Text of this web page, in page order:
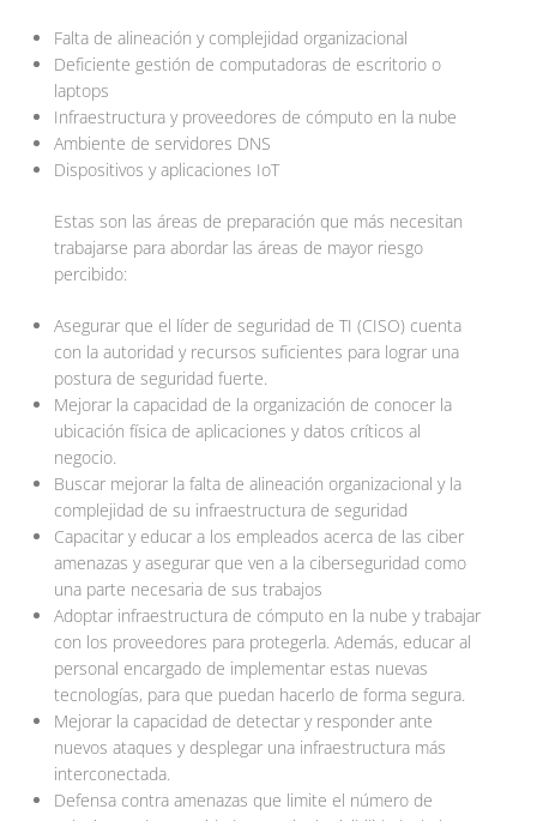
Falta de alineación y complejidad organizacional
Deficiente gestión de computadoras de escritorio o
laptops
Infraestructura y proveedores de cómputo en la nube
Ambiente de servidores DNS
Dispositivos y aplicaciones IoT
Estas son las áreas de preparación que más necesitan
trabajarse para abordar las áreas de mayor riesgo
percibido:
Asegurar que el líder de seguridad de TI (CISO) cuenta
con la autoridad y recursos suficientes para lograr una
postura de seguridad fuerte.
Mejorar la capacidad de la organización de conocer la
ubicación física de aplicaciones y datos críticos al
negocio.
Buscar mejorar la falta de alineación organizacional y la
complejidad de su infraestructura de seguridad
Capacitar y educar a los empleados acerca de las ciber
amenazas y asegurar que ven a la ciberseguridad como
una parte necesaria de sus trabajos
Adoptar infraestructura de cómputo en la nube y trabajar
con los proveedores para protegerla. Además, educar al
personal encargado de implementar estas nuevas
tecnologías, para que puedan hacerlo de forma segura.
Mejorar la capacidad de detectar y responder ante
nuevos ataques y desplegar una infraestructura más
interconectada.
Defensa contra amenazas que limite el número de